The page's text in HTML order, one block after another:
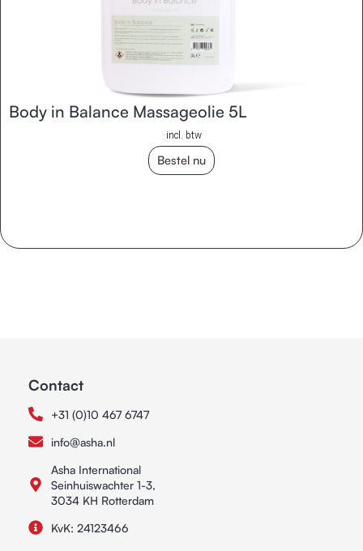
Body in Balance Massageolie 5L
incl. btw
Bestel nu
Contact
+31 (0)10 467 6747
info@asha.nl
Asha International
Seinhuiswachter 1-3,
3034 KH Rotterdam
KvK: 24123466